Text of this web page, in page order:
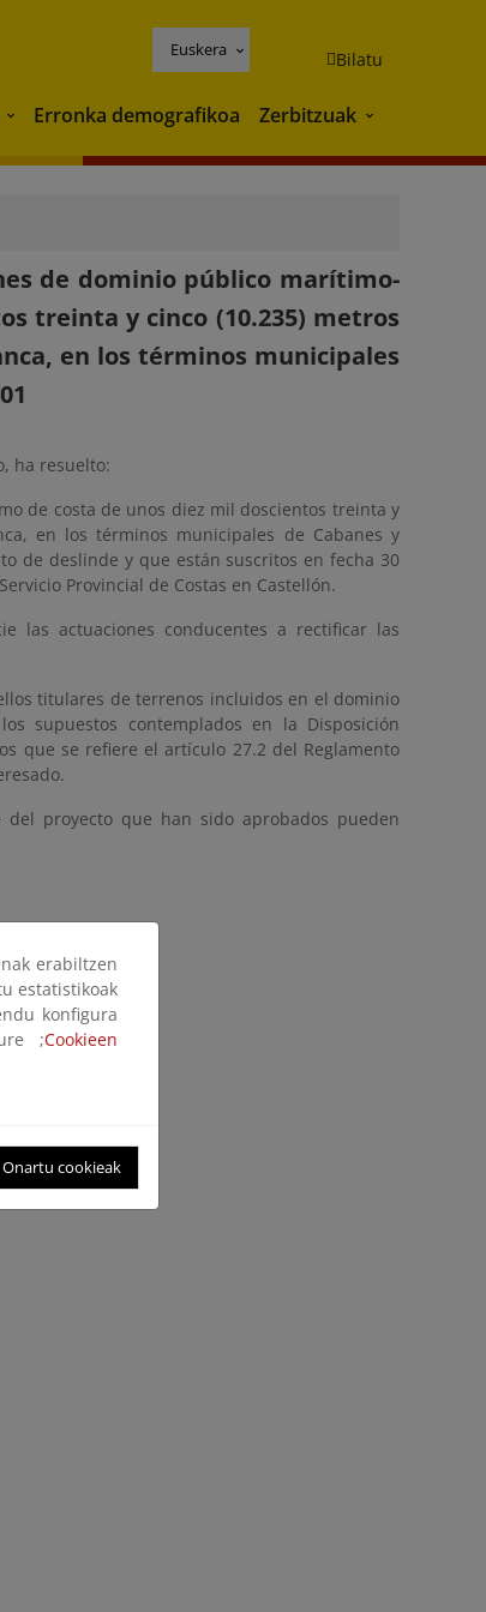
Euskera Bilatu
Ingurunea
Erronka demografikoa Zerbitzuak Zerbitzuak
de dominio público marítimo-
treinta y cinco (10.235) metros
en los términos municipales
ha resuelto:
de costa de unos diez mil doscientos treinta y
en los términos municipales de Cabanes y
de deslinde y que están suscritos en fecha 30
Provincial de Costas en Castellón.
las actuaciones conducentes a rectificar las
titulares de terrenos incluidos en el dominio
supuestos contemplados en la Disposición
que se refiere el artículo 27.2 del Reglamento
proyecto que han sido aprobados pueden
erabiltzen
estatistikoak
konfigura
;Cookieen
Onartu cookieak